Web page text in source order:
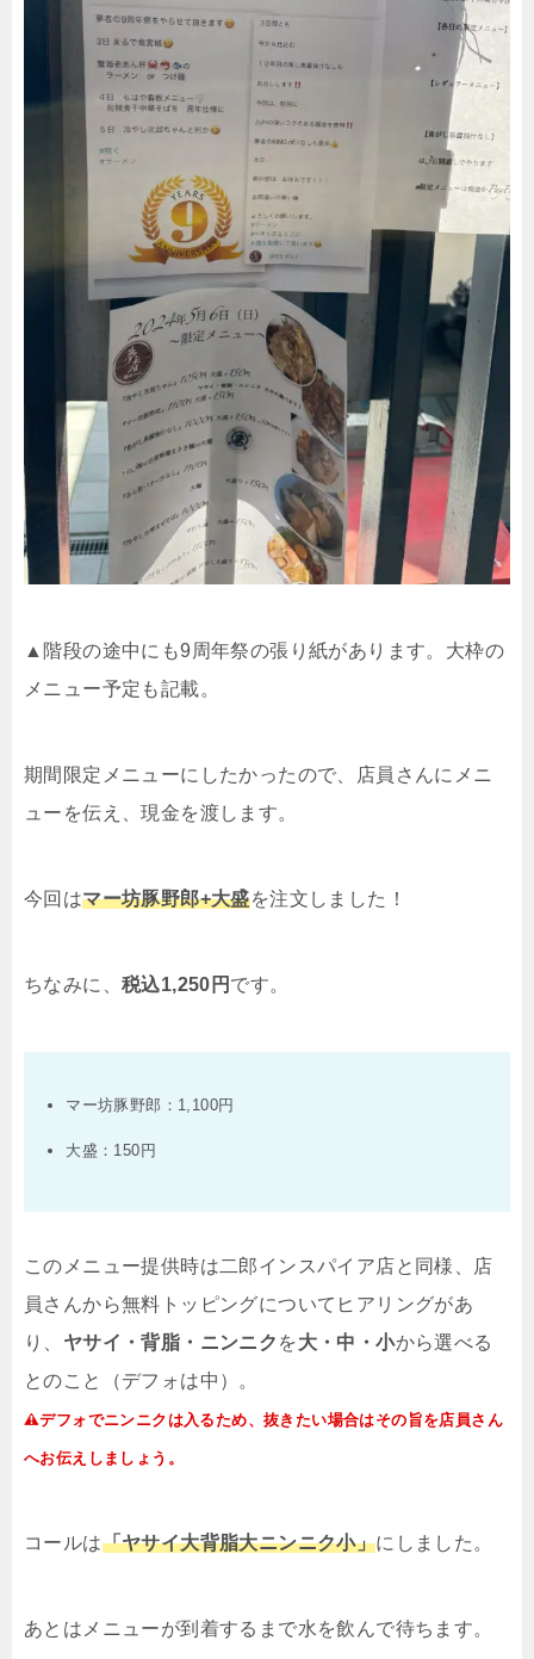
▲階段の途中にも9 周年祭の張り紙があります。大枠の
メニュー予定も記載。
期間限定メニューにしたかったので、店員さんにメニ
ューを伝え、現金を渡します。
今回はマー坊豚野郎+大盛を注文しました！
ちなみに、 税込1,250 円 です。
マー坊豚野郎： 1,100円
大盛： 150 円
このメニュー提供時は二郎インスパイア店と同様、店
員さんから無料トッピングについてヒアリングがあ
り、 ヤサイ・背脂・ニンニク を大・中・小から選べる
とのこと（デフォは中）。
デフォでニンニクは入るため、抜きたい場合はその旨を店員さん
へお伝えしましょう。
コールは「ヤサイ大背脂大ニンニク小」にしました。
あとはメニューが到着するまで水を飲んで待ちます。